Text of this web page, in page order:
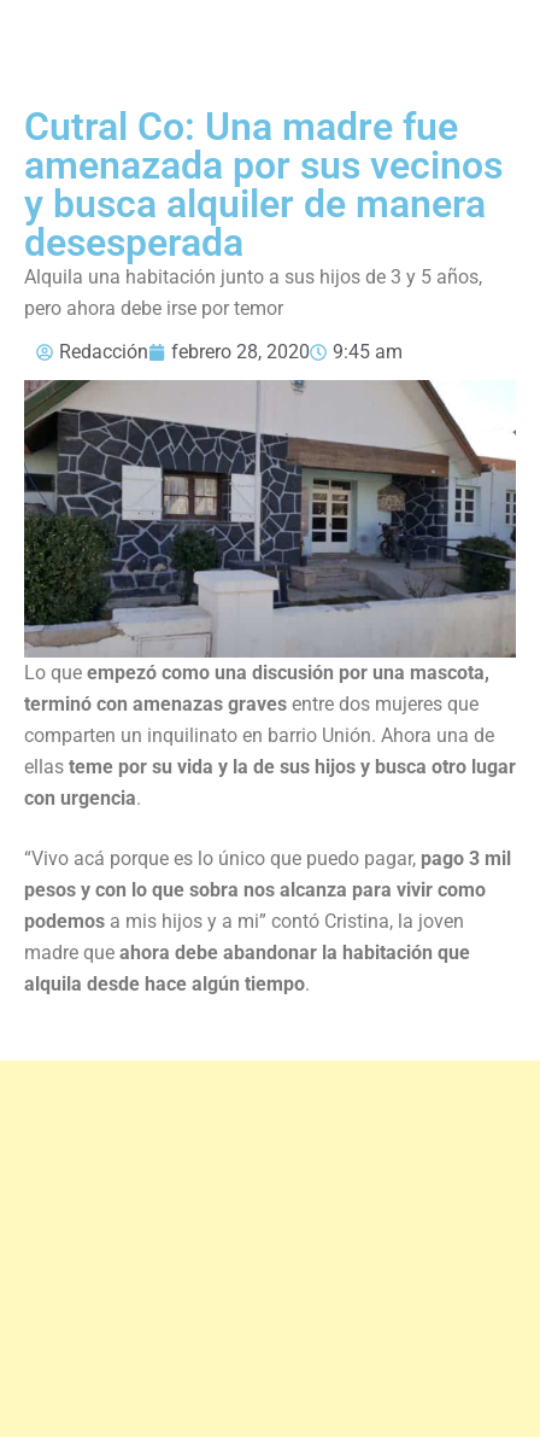
Cutral Co: Una madre fue
amenazada por sus vecinos
y busca alquiler de manera
desesperada
Alquila una habitación junto a sus hijos de 3 y 5 años,
pero ahora debe irse por temor
Redacción
febrero 28, 2020 9:45 am
Lo que empezó como una discusión por una mascota,
terminó con amenazas graves entre dos mujeres que
comparten un inquilinato en barrio Unión. Ahora una de
ellas teme por su vida y la de sus hijos y busca otro lugar
con urgencia.
“Vivo acá porque es lo único que puedo pagar, pago 3 mil
pesos y con lo que sobra nos alcanza para vivir como
podemos a mis hijos y a mi” contó Cristina, la joven
madre que ahora debe abandonar la habitación que
alquila desde hace algún tiempo.